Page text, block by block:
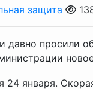
защита
просили
января.